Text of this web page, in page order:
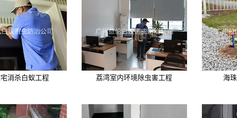
消杀白蚁工程 荔湾室内环境除虫害工程 海